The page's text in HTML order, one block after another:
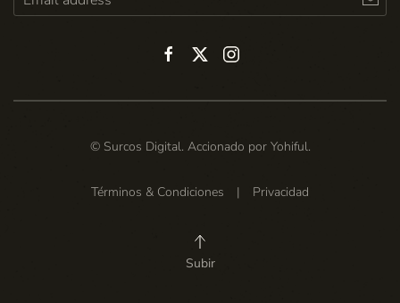
© Surcos Digital. Accionado por Yohiful.
Términos & Condiciones | Privacidad
Subir